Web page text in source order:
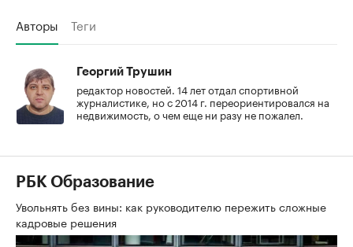
Авторы Теги
Георгий Трушин
редактор новостей. 14 лет отдал спортивной
журналистике, но с 2014 г. переориентировался на
недвижимость, о чем еще ни разу не пожалел.
РБК Образование
Увольнять без вины: как руководителю пережить сложные
кадровые решения